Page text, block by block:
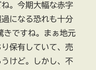
。今期大幅な赤字
になる恐れも十分
ですね。まぁ地元
保有していて、売
けど。しかし、不